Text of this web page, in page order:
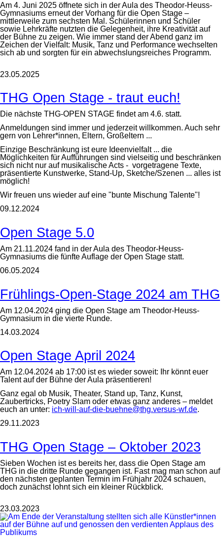
Am 4. Juni 2025 öffnete sich in der Aula des Theodor-Heuss-
Gymnasiums erneut der Vorhang für die Open Stage –
mittlerweile zum sechsten Mal. Schülerinnen und Schüler
sowie Lehrkräfte nutzten die Gelegenheit, ihre Kreativität auf
der Bühne zu zeigen. Wie immer stand der Abend ganz im
Zeichen der Vielfalt: Musik, Tanz und Performance wechselten
sich ab und sorgten für ein abwechslungsreiches Programm.
23.05.2025
THG Open Stage - traut euch!
Die nächste THG-OPEN STAGE findet am 4.6. statt.
Anmeldungen sind immer und jederzeit willkommen. Auch sehr
gern von Lehrer*innen, Eltern, Großeltern ...
Einzige Beschränkung ist eure Ideenvielfalt ... die
Möglichkeiten für Aufführungen sind vielseitig und beschränken
sich nicht nur auf musikalische Acts - vorgetragene Texte,
präsentierte Kunstwerke, Stand-Up, Sketche/Szenen ... alles ist
möglich!
Wir freuen uns wieder auf eine "bunte Mischung Talente"!
09.12.2024
Open Stage 5.0
Am 21.11.2024 fand in der Aula des Theodor-Heuss-
Gymnasiums die fünfte Auflage der Open Stage statt.
06.05.2024
Frühlings-Open-Stage 2024 am THG
Am 12.04.2024 ging die Open Stage am Theodor-Heuss-
Gymnasium in die vierte Runde.
14.03.2024
Open Stage April 2024
Am 12.04.2024 ab 17:00 ist es wieder soweit: Ihr könnt euer
Talent auf der Bühne der Aula präsentieren!
Ganz egal ob Musik, Theater, Stand up, Tanz, Kunst,
Zaubertricks, Poetry Slam oder etwas ganz anderes – meldet
euch an unter: ich-will-auf-die-buehne@thg.versus-wf.de.
29.11.2023
THG Open Stage – Oktober 2023
Sieben Wochen ist es bereits her, dass die Open Stage am
THG in die dritte Runde gegangen ist. Fast mag man schon auf
den nächsten geplanten Termin im Frühjahr 2024 schauen,
doch zunächst lohnt sich ein kleiner Rückblick.
23.03.2023